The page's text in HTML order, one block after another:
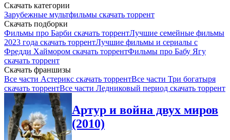
Скачать категории
Зарубежные мультфильмы скачать торрент
Скачать подборки
Фильмы про Барби скачать торрентЛучшие семейные фильмы
2023 года скачать торрентЛучшие фильмы и сериалы с
Фредди Хаймором скачать торрентФильмы про Бабу Ягу
скачать торрент
Скачать франшизы
Все части Астерикс скачать торрентВсе части Три богатыря
скачать торрентВсе части Ледниковый период скачать торрент
Артур и война двух миров
(2010)